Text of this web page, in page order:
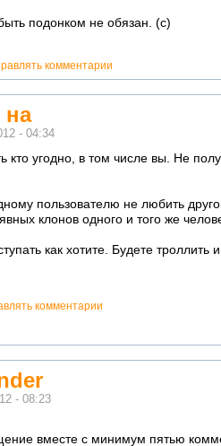
подонком не обязан. (с)
комментарии
на
- 04:34
угодно, в том числе вы. Не
пользователю не любить
клонов одного и того же
как хотите. Будете троллить
комментарии
- 08:23
вместе с минимум пятью